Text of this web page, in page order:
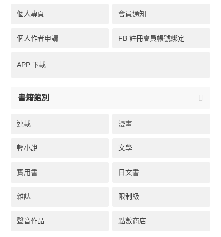
個人專頁 會員通知
個人作者申請 FB 註冊會員帳號綁定
APP 下載
書籍館別
連載 漫畫
輕小說 文學
實用書 日文書
雜誌 限制級
聲音作品 點數商店